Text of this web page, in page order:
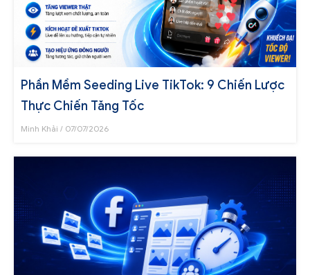
Phần Mềm Seeding Live TikTok: 9 Chiến Lược
Thực Chiến Tăng Tốc
Minh Khải 07/07/2026